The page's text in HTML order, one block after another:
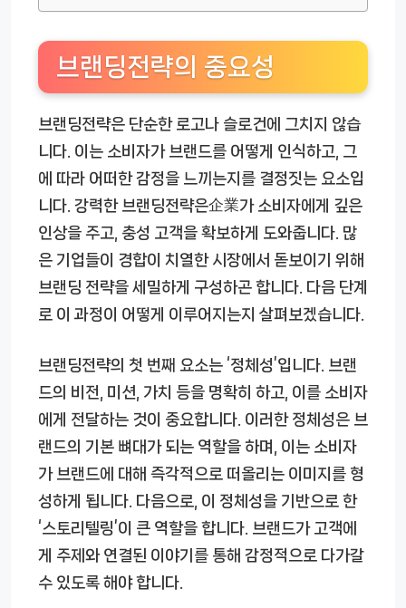
브랜딩전략의 중요성
브랜딩전략은 단순한 로고나 슬로건에 그치지 않습
니다. 이는 소비자가 브랜드를 어떻게 인식하고, 그
에 따라 어떠한 감정을 느끼는지를 결정짓는 요소입
니다. 강력한 브랜딩전략은企業가 소비자에게 깊은
인상을 주고, 충성 고객을 확보하게 도와줍니다. 많
은 기업들이 경합이 치열한 시장에서 돋보이기 위해
브랜딩 전략을 세밀하게 구성하곤 합니다. 다음 단계
로 이 과정이 어떻게 이루어지는지 살펴보겠습니다.
브랜딩전략의 첫 번째 요소는 ‘정체성’입니다. 브랜
드의 비전, 미션, 가치 등을 명확히 하고, 이를 소비자
에게 전달하는 것이 중요합니다. 이러한 정체성은 브
랜드의 기본 뼈대가 되는 역할을 하며, 이는 소비자
가 브랜드에 대해 즉각적으로 떠올리는 이미지를 형
성하게 됩니다. 다음으로, 이 정체성을 기반으로 한
‘스토리텔링’이 큰 역할을 합니다. 브랜드가 고객에
게 주제와 연결된 이야기를 통해 감정적으로 다가갈
수 있도록 해야 합니다.